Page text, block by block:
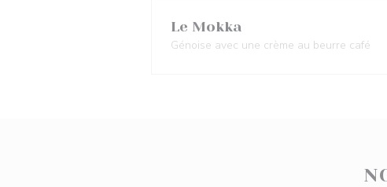
Le Mokka
Génoise avec une crème au beurre café